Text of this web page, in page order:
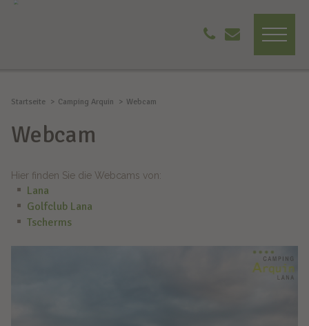
Startseite Camping Arquin Webcam
Webcam
Hier finden Sie die Webcams von:
Lana
Golfclub Lana
Tscherms